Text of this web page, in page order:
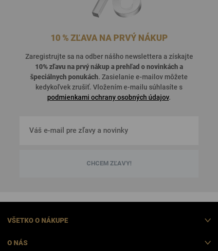
10 % ZĽAVA NA PRVÝ NÁKUP
Zaregistrujte sa na odber nášho newslettera a získajte
10% zľavu na prvý nákup a prehľad onovinkách a
špeciálnych ponukách. Zasielanie e-mailov môžete
kedykoľvek zrušiť. Vložením e-mailu súhlasíte s
podmienkami ochrany osobných údajov.
CHCEM ZĽAVY!
VŠETKO O NÁKUPE
O NÁS